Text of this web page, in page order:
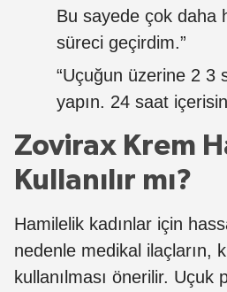
Bu sayede çok daha
süreci geçirdim.”
“Uçuğun üzerine 2 3
yapın. 24 saat
Zovirax Krem
Kullanılır mı?
Hamilelik kadınlar için
nedenle medikal ilaçların,
kullanılması önerilir.